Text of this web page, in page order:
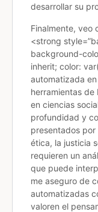
desarrollar su
Finalmente, veo
<strong
background-
inherit; color:
automatizada
herramientas de
en ciencias
profundidad y
presentados por
ética, la justicia
requieren un
que puede
me aseguro de
automatizadas
valoren el